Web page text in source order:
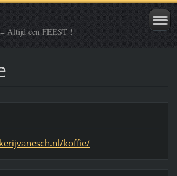
Altijd een FEEST !
koffie/